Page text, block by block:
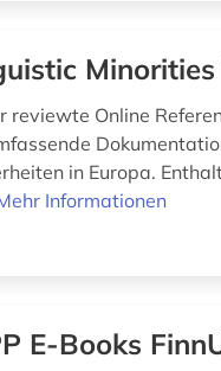
reviewte Online
in Europa.
Informationen
E-Books